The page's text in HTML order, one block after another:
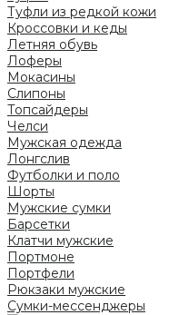
Туфли из редкой кожи
Кроссовки и кеды
Летняя обувь
Лоферы
Мокасины
Слипоны
Топсайдеры
Челси
Мужская одежда
Лонгслив
Футболки и поло
Шорты
Мужские сумки
Барсетки
Клатчи мужские
Портмоне
Портфели
Рюкзаки мужские
Сумки-мессенджеры